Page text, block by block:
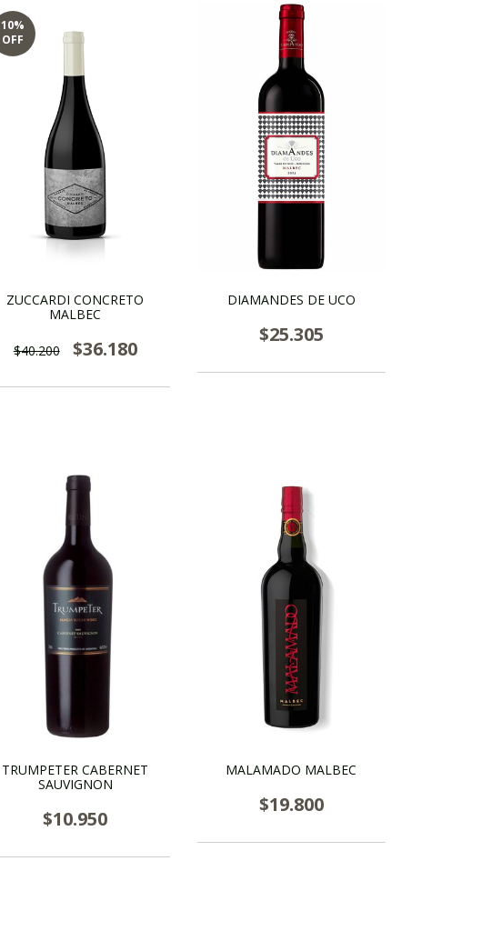
10%
OFF
ZUCCARDI CONCRETO
MALBEC
$40.200 $36.180
DIAMANDES DE UCO
$25.305
TRUMPETER CABERNET
SAUVIGNON
$10.950
MALAMADO MALBEC
$19.800